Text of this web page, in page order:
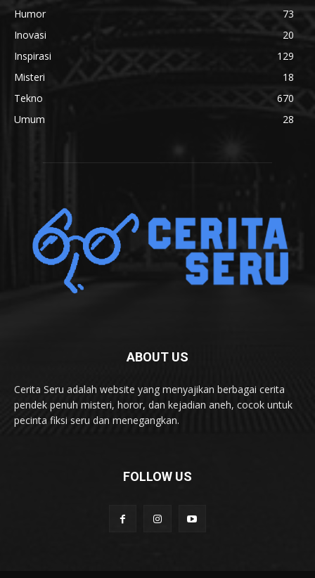
Humor
73
Inovasi
20
Inspirasi
129
Misteri
18
Tekno
670
Umum
28
ABOUT US
Cerita Seru adalah website yang menyajikan berbagai cerita
pendek penuh misteri, horor, dan kejadian aneh, cocok untuk
pecinta fiksi seru dan menegangkan.
FOLLOW US